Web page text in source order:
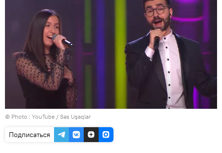
© Photo : YouTube / Səs Uşaqlar
Подписаться